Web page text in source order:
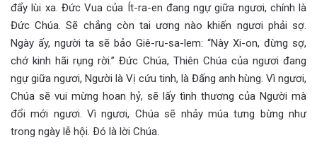
đẩy lùi xa. Đức Vua của Ít-ra-en đang ngự giữa ngươi, chính là
Đức Chúa. Sẽ chẳng còn tai ương nào khiến ngươi phải sợ.
Ngày ấy, người ta sẽ bảo Giê-ru-sa-lem: “Này Xi-on, đừng sợ,
chớ kinh hãi rụng rời.” Đức Chúa, Thiên Chúa của ngươi đang
ngự giữa ngươi, Người là Vị cứu tinh, là Đấng anh hùng. Vì ngươi,
Chúa sẽ vui mừng hoan hỷ, sẽ lấy tình thương của Người mà
đổi mới ngươi. Vì ngươi, Chúa sẽ nhảy múa tưng bừng như
trong ngày lễ hội. Ðó là lời Chúa.